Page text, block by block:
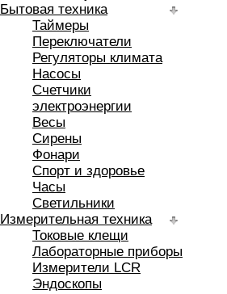
Бытовая техника
Таймеры
Переключатели
Регуляторы климата
Насосы
Счетчики
электроэнергии
Весы
Сирены
Фонари
Спорт и здоровье
Часы
Светильники
Измерительная техника
Токовые клещи
Лабораторные приборы
Измерители LCR
Эндоскопы